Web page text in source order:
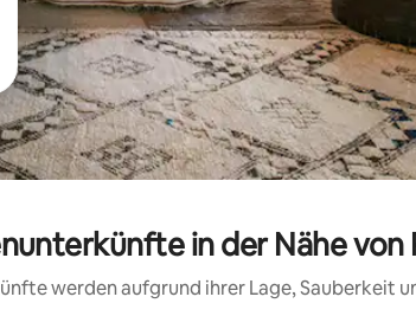
in der Nähe
werden aufgrund ihrer Lage, Sauberkeit